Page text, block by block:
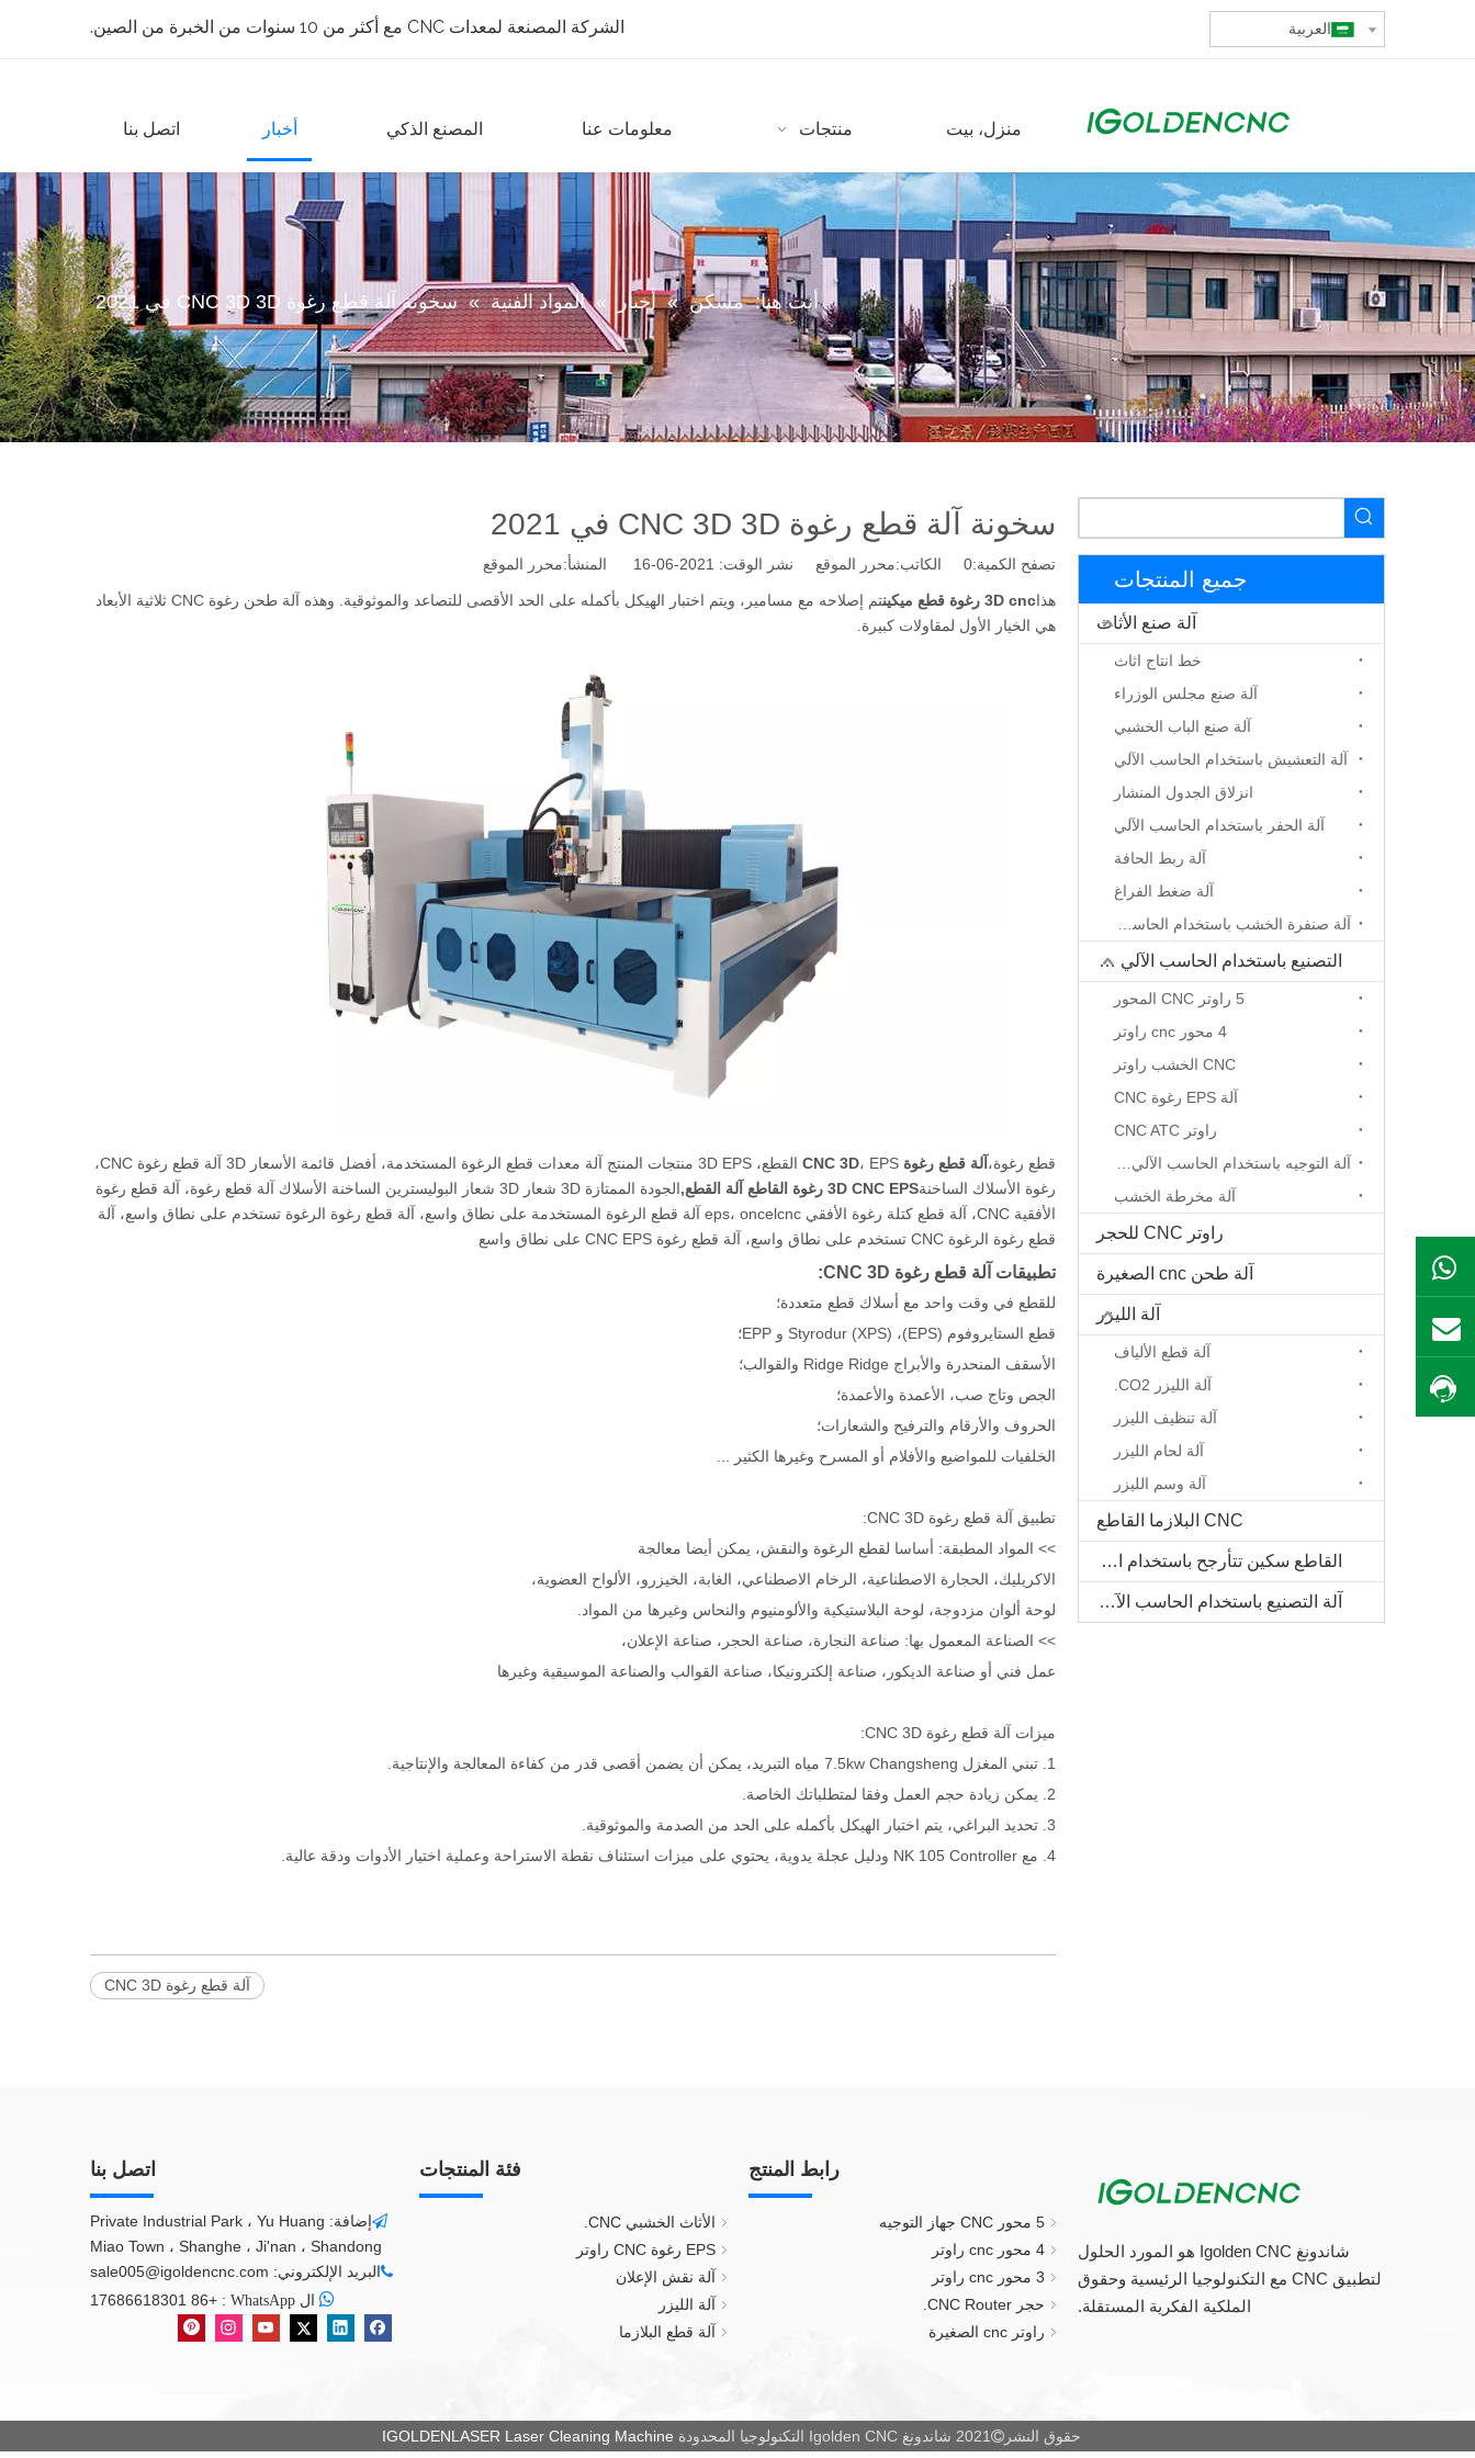
الشركة المصنعة لمعدات CNC مع أكثر من 10 سنوات من الخبرة من الصين. العربية
منزل، بيت منتجات معلومات عنا المصنع الذكي أخبار اتصل بنا
أنت هنا: مسكن » أخبار » المواد الفنية » سخونة آلة قطع رغوة CNC 3D 3D في 2021
سخونة آلة قطع رغوة CNC 3D 3D في 2021
تصفح الكمية:0 الكاتب:محرر الموقع نشر الوقت: 2021-06-16 المنشأ: محرر الموقع
هذا3D cnc رغوة قطع ميكين
تم إصلاحه مع مسامير، ويتم اختبار الهيكل بأكمله على الحد الأقصى للتصاعد والموثوقية. وهذه آلة طحن رغوة CNC ثلاثية الأبعاد
هي الخيار الأول لمقاولات كبيرة.
قطع رغوة، آلة قطع رغوة CNC 3D
، EPS القطع، 3D EPS منتجات المنتج آلة معدات قطع الرغوة المستخدمة، أفضل قائمة الأسعار 3D آلة قطع رغوة CNC،
رغوة الأسلاك الساخنة3D CNC EPS رغوة القاطع آلة القطع ,
الجودة الممتازة 3D شعار 3D شعار البوليسترين الساخنة الأسلاك آلة قطع رغوة، آلة قطع رغوة
الأفقية CNC، آلة قطع كتلة رغوة الأفقي eps، oncelcnc آلة قطع الرغوة المستخدمة على نطاق واسع، آلة قطع رغوة الرغوة تستخدم على نطاق واسع، آلة
قطع رغوة الرغوة CNC تستخدم على نطاق واسع، آلة قطع رغوة CNC EPS على نطاق واسع
تطبيقات آلة قطع رغوة CNC 3D:
للقطع في وقت واحد مع أسلاك قطع متعددة؛
قطع الستايروفوم (EPS)، Styrodur (XPS) و EPP؛
الأسقف المنحدرة والأبراج Ridge Ridge والقوالب؛
الجص وتاج صب، الأعمدة والأعمدة؛
الحروف والأرقام والترفيح والشعارات؛
الخلفيات للمواضيع والأفلام أو المسرح وغيرها الكثير ...
تطبيق آلة قطع رغوة CNC 3D:
>> المواد المطبقة: أساسا لقطع الرغوة والنقش، يمكن أيضا معالجة
الاكريليك، الحجارة الاصطناعية، الرخام الاصطناعي، الغابة، الخيزرو، الألواح العضوية،
لوحة ألوان مزدوجة، لوحة البلاستيكية والألومنيوم والنحاس وغيرها من المواد.
>> الصناعة المعمول بها: صناعة النجارة، صناعة الحجر، صناعة الإعلان،
عمل فني أو صناعة الديكور، صناعة إلكترونيكا، صناعة القوالب والصناعة الموسيقية وغيرها
ميزات آلة قطع رغوة CNC 3D:
1. تبني المغزل 7.5kw Changsheng مياه التبريد، يمكن أن يضمن أقصى قدر من كفاءة المعالجة والإنتاجية.
2. يمكن زيادة حجم العمل وفقا لمتطلباتك الخاصة.
3. تحديد البراغي، يتم اختبار الهيكل بأكمله على الحد من الصدمة والموثوقية.
4. مع NK 105 Controller ودليل عجلة يدوية، يحتوي على ميزات استئناف نقطة الاستراحة وعملية اختيار الأدوات ودقة عالية.
آلة قطع رغوة CNC 3D
جميع المنتجات
آلة صنع الأثاث
خط انتاج اثاث
آلة صنع مجلس الوزراء
آلة صنع الباب الخشبي
آلة التعشيش باستخدام الحاسب الآلي
انزلاق الجدول المنشار
آلة الحفر باستخدام الحاسب الآلي
آلة ربط الحافة
آلة ضغط الفراغ
التصنيع باستخدام الحاسب الآلي جهاز التوجيه
5 راوتر CNC المحور
4 محور cnc راوتر
CNC الخشب راوتر
آلة EPS رغوة CNC
راوتر CNC ATC
آلة مخرطة الخشب
راوتر CNC للحجر
آلة طحن cnc الصغيرة
آلة الليزر
آلة قطع الألياف
آلة الليزر CO2.
آلة تنظيف الليزر
آلة لحام الليزر
آلة وسم الليزر
CNC البلازما القاطع
القاطع سكين تتأرجح باستخدام الحاسب الآلي
آلة التصنيع باستخدام الحاسب الآلي الخشب الصلب
شاندونغ Igolden CNC هو المورد الحلول
لتطبيق CNC مع التكنولوجيا الرئيسية وحقوق
الملكية الفكرية المستقلة.
رابط المنتج
5 محور CNC جهاز التوجيه
4 محور cnc راوتر
3 محور cnc راوتر
حجر CNC Router.
راوتر cnc الصغيرة
فئة المنتجات
الأثاث الخشبي CNC.
EPS رغوة CNC راوتر
آلة نقش الإعلان
آلة الليزر
آلة قطع البلازما
اتصل بنا

إضافة: Private Industrial Park ، Yu Huang
Miao Town ، Shanghe ، Ji'nan ، Shandong
البريد الإلكتروني: sale005@igoldencnc.com

ال WhatsApp :
+86 17686618301
احصل على السعر
حقوق النشر 2021 شاندونغ Igolden CNC التكنولوجيا المحدودة IGOLDENLASER Laser Cleaning Machine